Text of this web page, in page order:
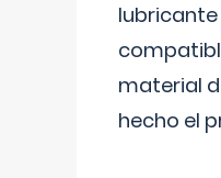
lubricante
material
hecho el